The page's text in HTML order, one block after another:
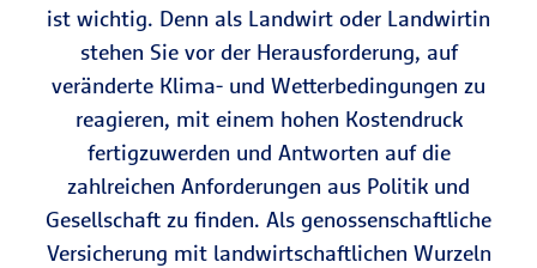
ist wichtig. Denn als Landwirt oder Landwirtin
stehen Sie vor der Herausforderung, auf
veränderte Klima- und Wetterbedingungen zu
reagieren, mit einem hohen Kostendruck
fertigzuwerden und Antworten auf die
zahlreichen Anforderungen aus Politik und
Gesellschaft zu finden. Als genossenschaftliche
Versicherung mit landwirtschaftlichen Wurzeln